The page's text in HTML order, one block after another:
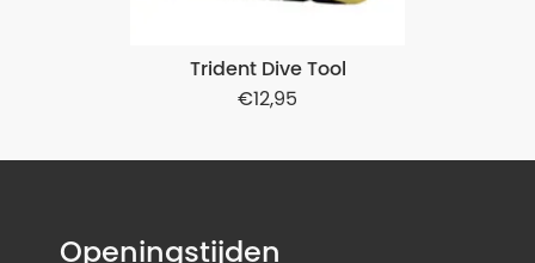
Trident Dive Tool
12,95
Openingstijden